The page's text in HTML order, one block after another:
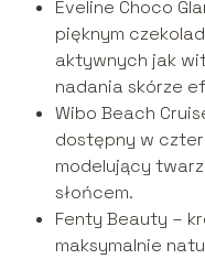
Eveline Choco
pięknym
aktywnych jak
nadania skórze
Wibo Beach
dostępny w
modelujący
słońcem.
Fenty Beauty –
maksymalnie